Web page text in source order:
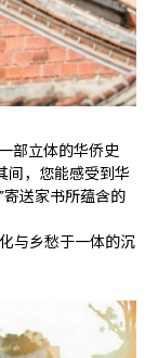
部立体的华侨史
间，您能感受到华
寄送家书所蕴含的
与乡愁于一体的沉